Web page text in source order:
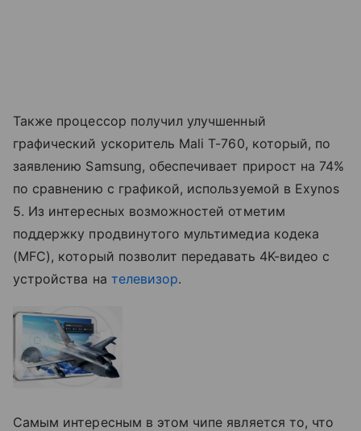
Также процессор получил улучшенный
графический ускоритель Mali T-760, который, по
заявлению Samsung, обеспечивает прирост на 74%
по сравнению с графикой, используемой в Exynos
5. Из интересных возможностей отметим
поддержку продвинутого мультимедиа кодека
(MFC), который позволит передавать 4K-видео с
устройства на телевизор.
Самым интересным в этом чипе является то, что